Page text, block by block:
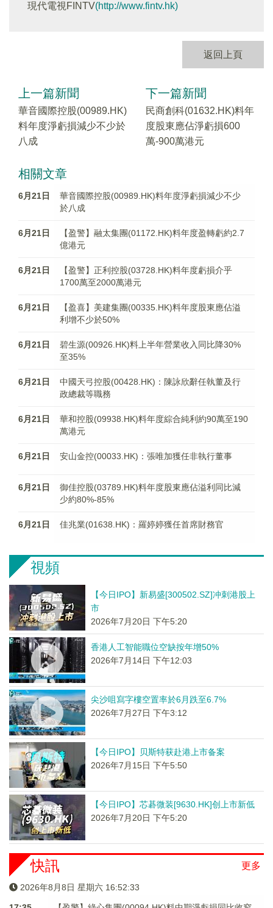
現代電視FINTV(http://www.fintv.hk)
返回上頁
上一篇新聞
華音國際控股(00989.HK)
料年度淨虧損減少不少於
八成
下一篇新聞
民商創科(01632.HK)料年
度股東應佔淨虧損600
萬-900萬港元
相關文章
6月21日
華音國際控股(00989.HK)料年度淨虧損減少不少
於八成
6月21日
【盈警】融太集團(01172.HK)料年度盈轉虧約2.7
億港元
6月21日
【盈警】正利控股(03728.HK)料年度虧損介乎
1700萬至2000萬港元
6月21日
【盈喜】美建集團(00335.HK)料年度股東應佔溢
利增不少於50%
6月21日
碧生源(00926.HK)料上半年營業收入同比降30%
至35%
6月21日
中國天弓控股(00428.HK)：陳詠欣辭任執董及行
政總裁等職務
6月21日
華和控股(09938.HK)料年度綜合純利約90萬至190
萬港元
6月21日 安山金控(00033.HK)：張唯加獲任非執行董事
6月21日
御佳控股(03789.HK)料年度股東應佔溢利同比減
少約80%-85%
6月21日 佳兆業(01638.HK)：羅婷婷獲任首席財務官
視頻
【今日IPO】新易盛[300502.SZ]冲刺港股上
市
2026年7月20日 下午5:20
香港人工智能職位空缺按年增50%
2026年7月14日 下午12:03
尖沙咀寫字樓空置率於6月跌至6.7%
2026年7月27日 下午3:12
【今日IPO】贝斯特获赴港上市备案
2026年7月15日 下午5:50
【今日IPO】芯碁微装[9630.HK]创上市新低
2026年7月20日 下午5:20
更多
快訊
2026年8月8日 星期六 16:52:33